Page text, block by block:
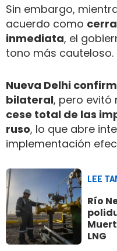
Sin embargo,
acuerdo como
inmediata, el
tono más cauteloso.
Nueva Delhi
bilateral, pero evitó
cese total de las
ruso, lo que abre
implementación
LEE
Río
LNG